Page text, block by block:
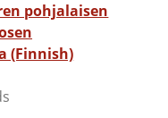
pohjalaisen
(Finnish)